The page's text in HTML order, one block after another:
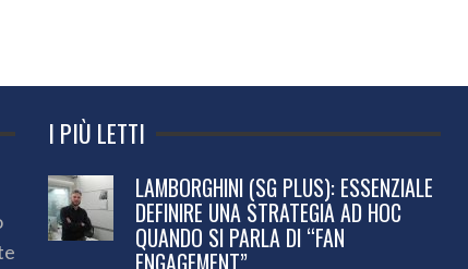
I PIÙ LETTI
LAMBORGHINI (SG PLUS): ESSENZIALE
DEFINIRE UNA STRATEGIA AD HOC
QUANDO SI PARLA DI “FAN